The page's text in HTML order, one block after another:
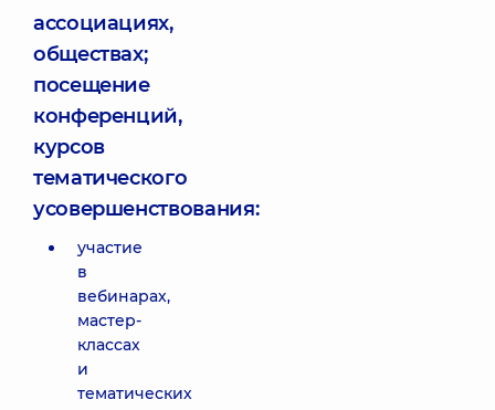
ассоциациях,
обществах;
посещение
конференций,
курсов
тематического
усовершенствования:
участие
в
вебинарах,
мастер-
классах
и
тематических